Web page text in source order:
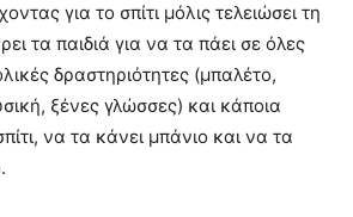
για το σπίτι μόλις τελειώσει τη
τα παιδιά για να τα πάει σε όλες
δραστηριότητες (μπαλέτο,
ξένες γλώσσες) και κάποια
να τα κάνει μπάνιο και να τα